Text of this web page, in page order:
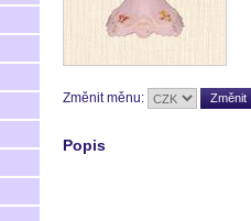
Změnit měnu:
Popis